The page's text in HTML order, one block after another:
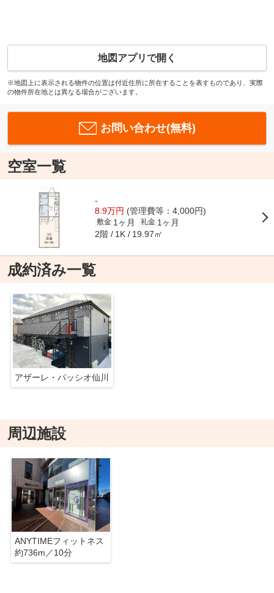
地図アプリで開く
※地図上に表示される物件の位置は付近住所に所在することを表すものであり、実際
の物件所在地とは異なる場合がございます。
お問い合わせ(無料)
空室一覧
-
8.9万円 (管理費等：4,000円)
敷金 1ヶ月 礼金 1ヶ月
2階 1K 19.97㎡
成約済み一覧
アザーレ・パッシオ仙川
周辺施設
ANYTIMEフィットネス
約736m／10分